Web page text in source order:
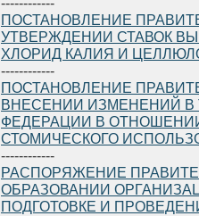
ПОСТАНОВЛЕНИЕ
УТВЕРЖДЕНИИ СТАВОК
ХЛОРИД КАЛИЯ И
------------
ПОСТАНОВЛЕНИЕ
ВНЕСЕНИИ ИЗМЕНЕНИЙ
ФЕДЕРАЦИИ В
СТОМИЧЕСКОГО
------------
РАСПОРЯЖЕНИЕ
ОБРАЗОВАНИИ
ПОДГОТОВКЕ И